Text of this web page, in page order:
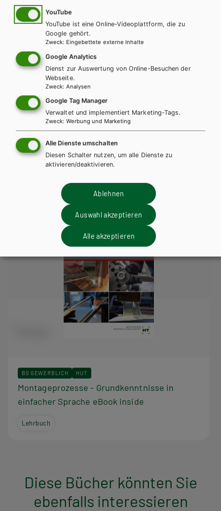
BS GEWERBLICH HUT
Formelsammlung für Metalltechnik eBook
inside
BS GEWERBLICH HUT
Montageprozesse - Grundkenntnisse in
einfacher Sprache eBook inside
Lehrbuch
Diese Bücher könnten Sie
ebenfalls interessieren
YouTube
YouTube ist eine Online-Videoplattform, die zu
Google gehört.
Zweck: Eingebettete externe Inhalte
Google Analytics
Dienst zur Auswertung von Online-Besuchen der
Webseite.
Zweck: Analysen
Google Tag Manager
Verwaltet und implementiert Marketing-Tags.
Zweck: Werbung und Marketing
Alle Dienste umschalten
Diesen Schalter nutzen, um alle Dienste zu
aktivieren/deaktivieren.
Ablehnen
Auswahl akzeptieren
Alle akzeptieren